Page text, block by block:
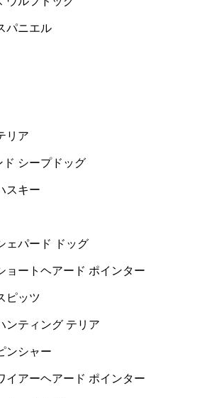
パニエル
リア
ド シープドッグ
スキー
ェパード ドッグ
ョートヘアード ポインター
ピッツ
ンティング テリア
ンシャー
イアーヘアード ポインター